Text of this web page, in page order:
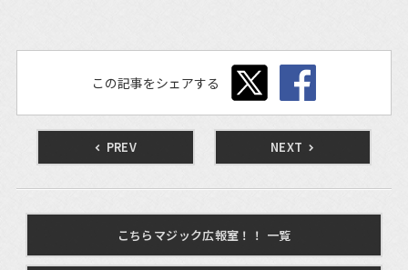
この記事をシェアする
PREV NEXT
こちらマジック広報室！！ 一覧